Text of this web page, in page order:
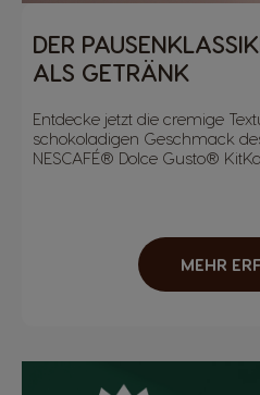
DER
ALS GETRÄNK
Entdecke jetzt die cremige
schokoladigen Geschmack
NESCAFÉ® Dolce Gusto®
MEHR